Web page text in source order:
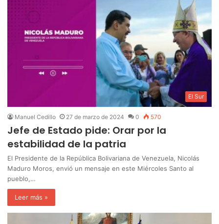
El Sur
Manuel Cedillo 27 de marzo de 2024 0 570
Jefe de Estado pide: Orar por la
estabilidad de la patria
El Presidente de la República Bolivariana de Venezuela, Nicolás
Maduro Moros, envió un mensaje en este Miércoles Santo al
pueblo,…
Leer más »